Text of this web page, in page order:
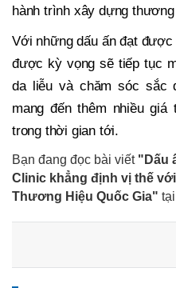
hành trình xây dựng
Với những dấu ấn đạt
được kỳ vọng sẽ tiếp tục
da liễu và chăm sóc sắc
mang đến thêm nhiều
trong thời gian tới.
Bạn đang đọc bài viết "Dấu
Clinic khẳng định vị thế
Thương Hiệu Quốc Gia"